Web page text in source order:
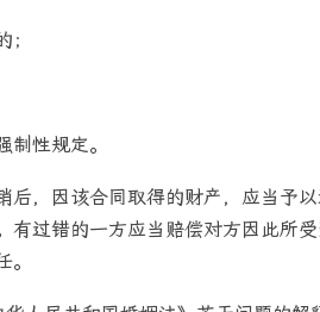
制性规定。
后，因该合同取得的财产，应当予
有过错的一方应当赔偿对方因此所